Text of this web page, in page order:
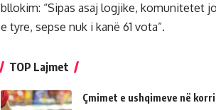
bllokim: “Sipas asaj logjike, komunitetet
e tyre, sepse nuk i kanë 61 vota”.
TOP Lajmet
Çmimet e ushqimeve në